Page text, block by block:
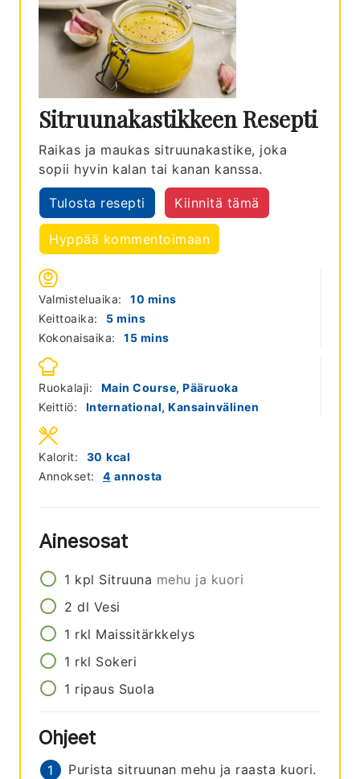
Sitruunakastikkeen Resepti
Raikas ja maukas sitruunakastike, joka
sopii hyvin kalan tai kanan kanssa.
Tulosta resepti Kiinnitä tämä
Hyppää kommentoimaan
Valmisteluaika: 10 minutes
mins
Keittoaika:
5minutes
mins
Kokonaisaika:
15minutes
mins
Ruokalaji:
Main Course, Pääruoka
Keittiö:
International, Kansainvälinen
Annokset: 4 annosta
Kalorit: 30 kcal
Ainesosat
1 kpl Sitruuna mehu ja kuori
2 dl Vesi
1 rkl Maissitärkkelys
1 rkl Sokeri
1 ripaus Suola
Ohjeet
Purista sitruunan mehu ja raasta kuori.